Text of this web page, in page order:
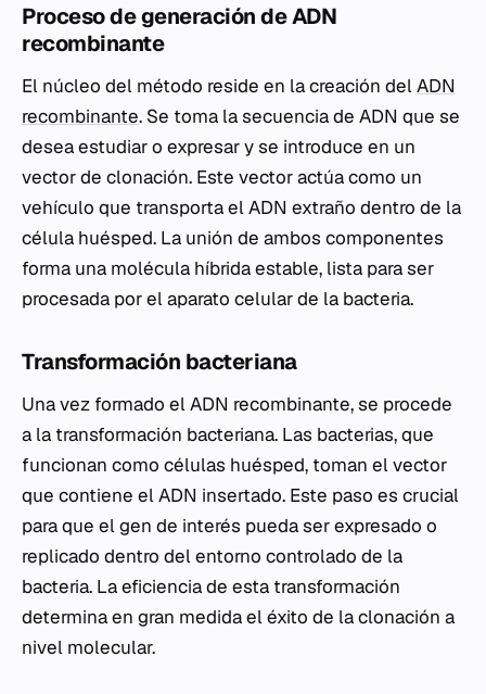
Proceso de generación de ADN
recombinante
El núcleo del método reside en la creación delADN
recombinante. Se toma la secuencia de ADN que se
desea estudiar o expresar y se introduce en un
vector de clonación. Este vector actúa como un
vehículo que transporta el ADN extraño dentro de la
célula huésped. La unión de ambos componentes
forma una molécula híbrida estable, lista para ser
procesada por el aparato celular de la bacteria.
Transformación bacteriana
Una vez formado el ADN recombinante, se procede
a la transformación bacteriana. Las bacterias, que
funcionan como células huésped, toman el vector
que contiene el ADN insertado. Este paso es crucial
para que el gen de interés pueda ser expresado o
replicado dentro del entorno controlado de la
bacteria. La eficiencia de esta transformación
determina en gran medida el éxito de la clonación a
nivel molecular.